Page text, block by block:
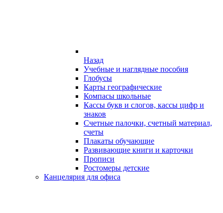
Назад
Учебные и наглядные пособия
Глобусы
Карты географические
Компасы школьные
Кассы букв и слогов, кассы цифр и
знаков
Счетные палочки, счетный материал,
счеты
Плакаты обучающие
Развивающие книги и карточки
Прописи
Ростомеры детские
Канцелярия для офиса